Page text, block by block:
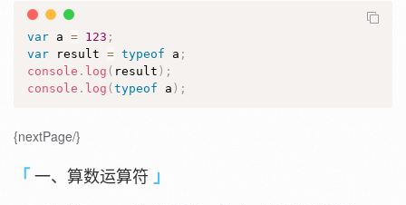
var a = 123 ;
var result = typeof a ;
console . log ( result ) ;
console . log ( typeof a ) ;
{nextPage/}
一、算数运算符